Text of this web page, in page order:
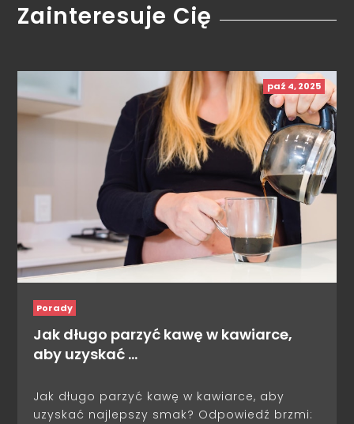
Zainteresuje Cię
paź 4, 2025
Porady
Jak długo parzyć kawę w kawiarce,
aby uzyskać …
Jak długo parzyć kawę w kawiarce, aby
uzyskać najlepszy smak? Odpowiedź brzmi: